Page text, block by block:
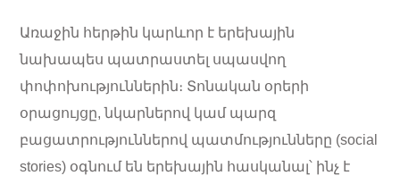
Առաջին հերթին կարևոր է երեխային
նախապես պատրաստել սպասվող
փոփոխություններին։ Տոնական օրերի
օրացույցը, նկարներով կամ պարզ
բացատրություններով պատմությունները (social
stories) օգնում են երեխային հասկանալ՝ ինչ է